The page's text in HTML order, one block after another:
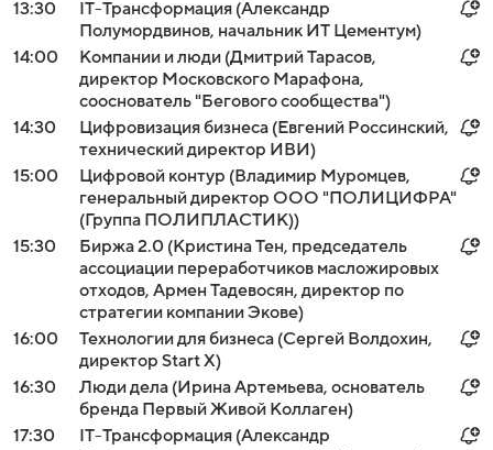
13:30
IT-Трансформация (Александр
Полумордвинов, начальник ИТ Цементум)
14:00
Компании и люди (Дмитрий Тарасов,
директор Московского Марафона,
сооснователь "Бегового сообщества")
14:30
Цифровизация бизнеса (Евгений Россинский,
технический директор ИВИ)
15:00
Цифровой контур (Владимир Муромцев,
генеральный директор ООО "ПОЛИЦИФРА"
(Группа ПОЛИПЛАСТИК))
15:30
Биржа 2.0 (Кристина Тен, председатель
ассоциации переработчиков масложировых
отходов, Армен Тадевосян, директор по
стратегии компании Экове)
16:00
Технологии для бизнеса (Сергей Волдохин,
директор Start X)
16:30
Люди дела (Ирина Артемьева, основатель
бренда Первый Живой Коллаген)
17:30
IT-Трансформация (Александр